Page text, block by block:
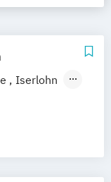
Iserlohn